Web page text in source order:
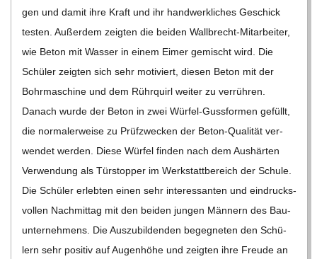
gen und damit ihre Kraft und ihr hand­werk­li­ches Geschick
tes­ten. Außer­dem zeig­ten die bei­den Wal­l­­b­recht-Mit­ar­­bei­­ter,
wie Beton mit Was­ser in einem Eimer gemischt wird. Die
Schü­ler zeig­ten sich sehr moti­viert, die­sen Beton mit der
Bohr­ma­schine und dem Rühr­quirl wei­ter zu ver­rüh­ren.
Danach wurde der Beton in zwei Wür­­fel-Gus­s­­for­­men gefüllt,
die nor­ma­ler­weise zu Prüf­zwe­cken der Beton-Qua­­li­­tät ver­
wen­det wer­den. Diese Wür­fel fin­den nach dem Aus­här­ten
Ver­wen­dung als Tür­stop­per im Werk­statt­be­reich der Schule.
Die Schü­ler erleb­ten einen sehr inter­es­san­ten und ein­drucks­
vol­len Nach­mit­tag mit den bei­den jun­gen Män­nern des Bau­
un­ter­neh­mens. Die Aus­zu­bil­den­den begeg­ne­ten den Schü­
lern sehr posi­tiv auf Augen­höhe und zeig­ten ihre Freude an